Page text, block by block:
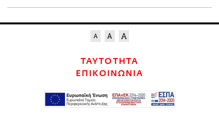
ΤΑΥΤΟΤΗΤΑ
ΕΠΙΚΟΙΝΩΝΙΑ